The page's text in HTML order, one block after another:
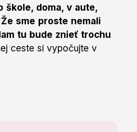
škole, doma, v aute,
sme proste nemali
tu bude znieť trochu
ceste si vypočujte v